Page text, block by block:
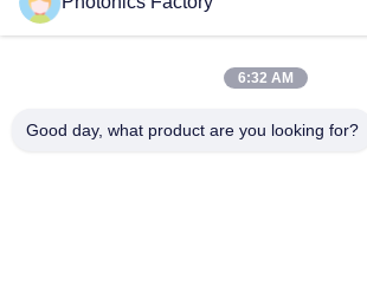
May 10, 2026
6:32 AM
Good day, what product are you looking for?